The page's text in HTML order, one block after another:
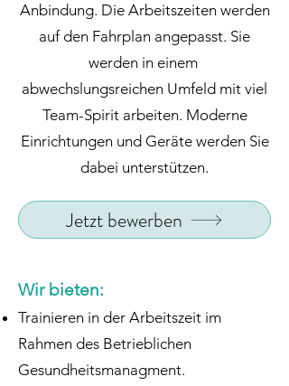
Anbindung. Die Arbeitszeiten werden
auf den Fahrplan angepasst. Sie
werden in einem
abwechslungsreichen Umfeld mit viel
Team-Spirit arbeiten. Moderne
Einrichtungen und Geräte werden Sie
dabei unterstützen.
Jetzt bewerben
Wir bieten:
Trainieren in der Arbeitszeit im
Rahmen des Betrieblichen
Gesundheitsmanagment.